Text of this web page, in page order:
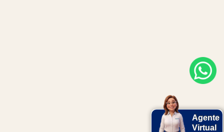
Agente
Virtual